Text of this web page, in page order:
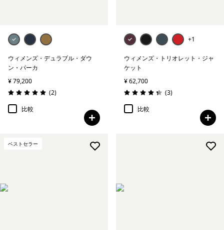
ウィメンズ・デュラブル・ダウ
ン・パーカ
¥ 79,200
評価: 5.0 / 5
(2レビュー
)
比較
+1
ウィメンズ・トリオレット・ジャ
ケット
¥ 62,700
評価: 4.3 / 5
(3レビュー
)
比較
ベストセラー